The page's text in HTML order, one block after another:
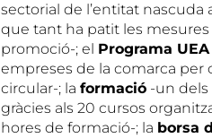
sectorial de l’entitat nascuda
que tant ha patit les
promoció-; el Programa
empreses de la comarca per
circular-; la formació -un dels
gràcies als 20 cursos
hores de formació-; la borsa